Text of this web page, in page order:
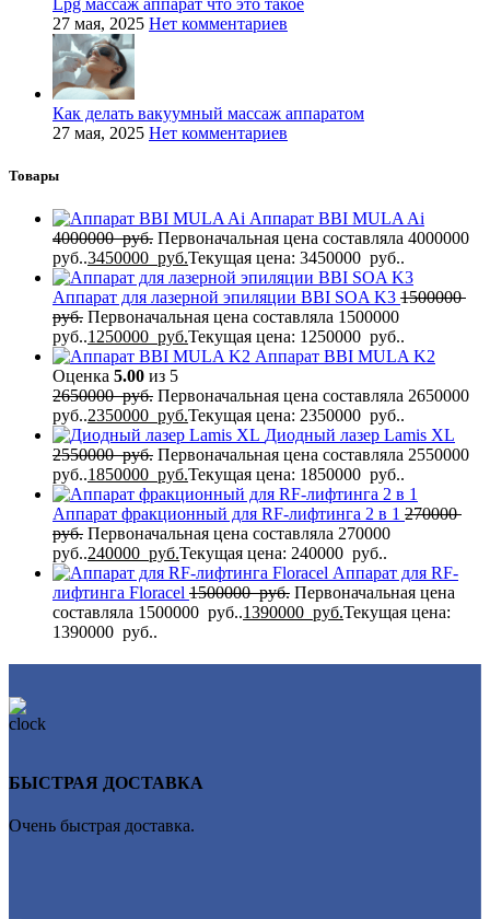
Lpg массаж аппарат что это такое
27 мая, 2025 Нет комментариев
Как делать вакуумный массаж аппаратом
27 мая, 2025 Нет комментариев
Товары
Аппарат BBI MULA Ai
4000000руб. Первоначальная цена составляла 4000000
руб..3450000 руб.Текущая цена: 3450000 руб..
Аппарат для лазерной эпиляции BBI SOA K3 1500000
руб. Первоначальная цена составляла 1500000
руб..1250000 руб.Текущая цена: 1250000 руб..
Аппарат BBI MULA K2
Оценка 5.00 из 5
2650000руб. Первоначальная цена составляла 2650000
руб..2350000 руб.Текущая цена: 2350000 руб..
Диодный лазер Lamis XL
2550000руб. Первоначальная цена составляла 2550000
руб..1850000 руб.Текущая цена: 1850000 руб..
Аппарат фракционный для RF-лифтинга 2 в 1 270000
руб. Первоначальная цена составляла 270000
руб..240000 руб.Текущая цена: 240000 руб..
Аппарат для RF-
лифтинга Flоrасеl 1500000руб. Первоначальная цена
составляла 1500000 руб..1390000 руб.Текущая цена:
1390000 руб..
БЫСТРАЯ ДОСТАВКА
Очень быстрая доставка.